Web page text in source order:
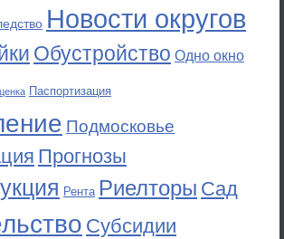
Новости округов
Обустройство Одно окно
Паспортизация
Подмосковье
Прогнозы
Рента Риелторы Сад
Субсидии